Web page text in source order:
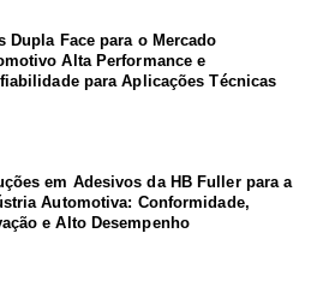
Dupla Face para o Mercado
Alta Performance e
para Aplicações Técnicas
em Adesivos da HB Fuller para a
Automotiva: Conformidade,
e Alto Desempenho